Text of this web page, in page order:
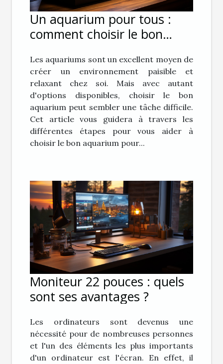
Un aquarium pour tous :
comment choisir le bon
Les aquariums sont un excellent moyen de
créer un environnement paisible et
relaxant chez soi. Mais avec autant
d'options disponibles, choisir le bon
aquarium peut sembler une tâche difficile.
Cet article vous guidera à travers les
différentes étapes pour vous aider à
choisir le bon aquarium pour...
Moniteur 22 pouces : quels
sont ses avantages ?
Les ordinateurs sont devenus une
nécessité pour de nombreuses personnes
et l'un des éléments les plus importants
d'un ordinateur est l'écran. En effet, il